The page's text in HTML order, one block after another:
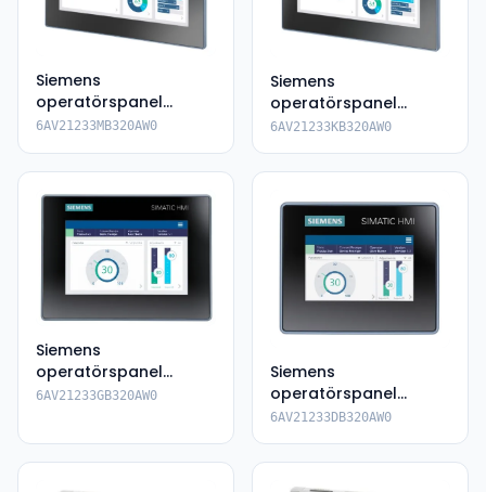
Siemens
operatörspanel
6AV2123-3MB32-
6AV21233MB320AW0
Siemens
operatörspanel
6AV2123-3KB32-0AW0
6AV21233KB320AW0
Siemens
operatörspanel
6AV2123-3GB32-
6AV21233GB320AW0
Siemens
operatörspanel
6AV2123-3DB32-0AW0
6AV21233DB320AW0